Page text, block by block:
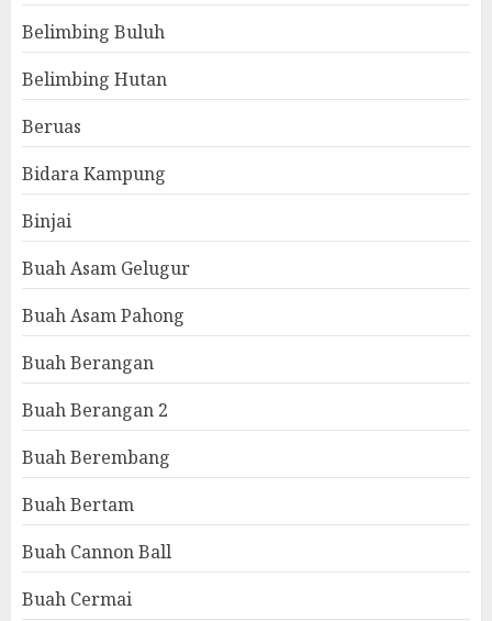
Belimbing Buluh
Belimbing Hutan
Beruas
Bidara Kampung
Binjai
Buah Asam Gelugur
Buah Asam Pahong
Buah Berangan
Buah Berangan 2
Buah Berembang
Buah Bertam
Buah Cannon Ball
Buah Cermai